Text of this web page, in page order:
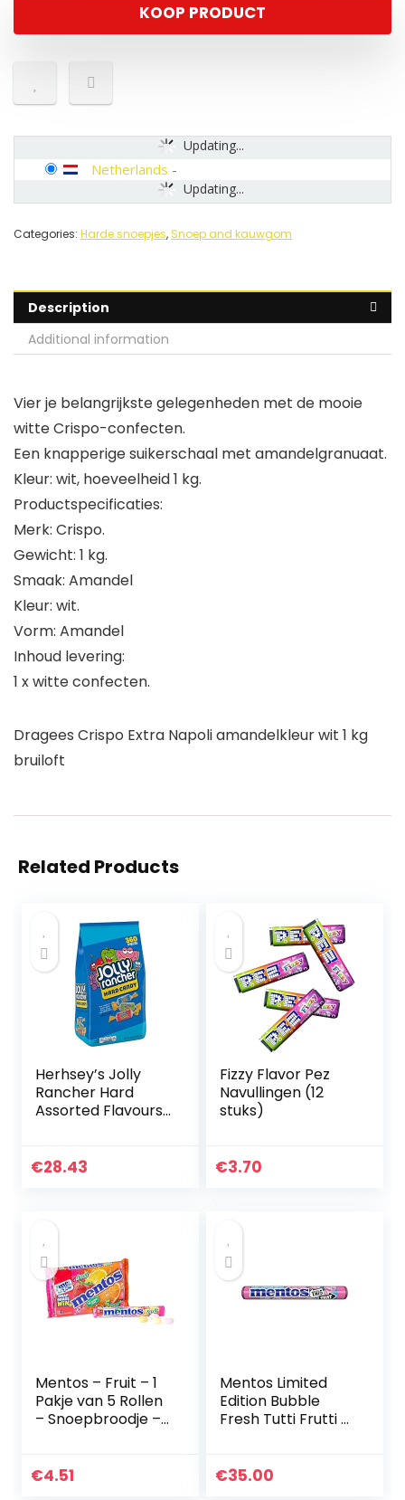
KOOP PRODUCT
Updating...
Updating...
Netherlands -
Categories: Harde snoepjes, Snoep and kauwgom
Description
Additional information
Vier je belangrijkste gelegenheden met de mooie
witte Crispo-confecten.
Een knapperige suikerschaal met amandelgranuaat.
Kleur: wit, hoeveelheid 1 kg.
Productspecificaties:
Merk: Crispo.
Gewicht: 1 kg.
Smaak: Amandel
Kleur: wit.
Vorm: Amandel
Inhoud levering:
1 x witte confecten.
Dragees Crispo Extra Napoli amandelkleur wit 1 kg
bruiloft
Related Products
Herhsey’s Jolly
Rancher Hard
Assorted Flavours
Herhsey Mit
€28.43
Fizzy Flavor Pez
Navullingen (12
stuks)
€3.70
Mentos – Fruit – 1
Pakje van 5 Rollen
– Snoepbroodje –
en Citroen) –
€4.51
Mentos Limited
Edition Bubble
Fresh Tutti Frutti –
€35.00